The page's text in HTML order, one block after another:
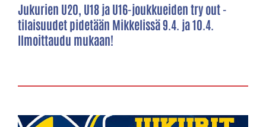
Jukurien U20, U18 ja U16-joukkueiden try out -
tilaisuudet pidetään Mikkelissä 9.4. ja 10.4.
Ilmoittaudu mukaan!